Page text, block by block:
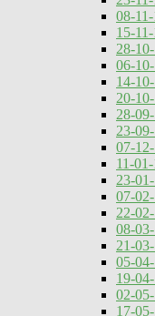
08-
15-
28-
06-
14-
20-
28-
23-
07-
11-
23-
07-
22-
08-
21-
05-
19-
02-
17-